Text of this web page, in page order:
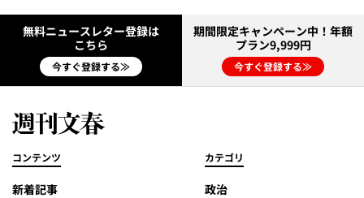
無料ニュースレター登録は
こちら
今すぐ登録する≫
期間限定キャンペーン中！年額
プラン9,999円
今すぐ登録する≫
コンテンツ
新着記事
カテゴリ
政治